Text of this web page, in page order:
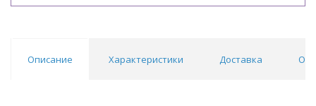
Описание Характеристики Доставка